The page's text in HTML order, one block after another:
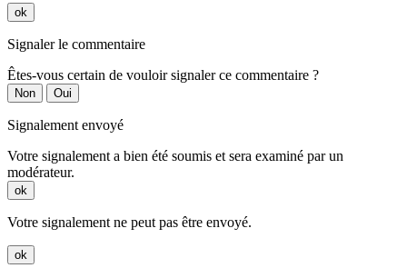
ok
Signaler le commentaire
Êtes-vous certain de vouloir signaler ce commentaire ?
Non Oui
Signalement envoyé
Votre signalement a bien été soumis et sera examiné par un
modérateur.
ok
Votre signalement ne peut pas être envoyé.
ok